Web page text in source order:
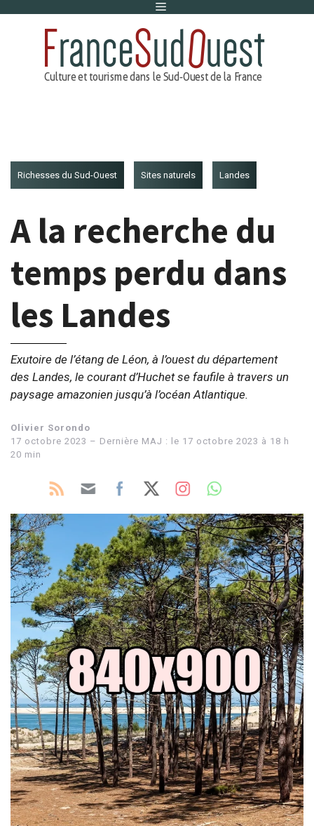
Menu
Richesses du Sud-Ouest Sites naturels Landes
A la recherche du
temps perdu dans
les Landes
Exutoire de l’étang de Léon, à l’ouest du département
des Landes, le courant d’Huchet se faufile à travers un
paysage amazonien jusqu’à l’océan Atlantique.
Olivier Sorondo
17 octobre 2023 – Dernière MAJ : le 17 octobre 2023 à 18 h
20 min